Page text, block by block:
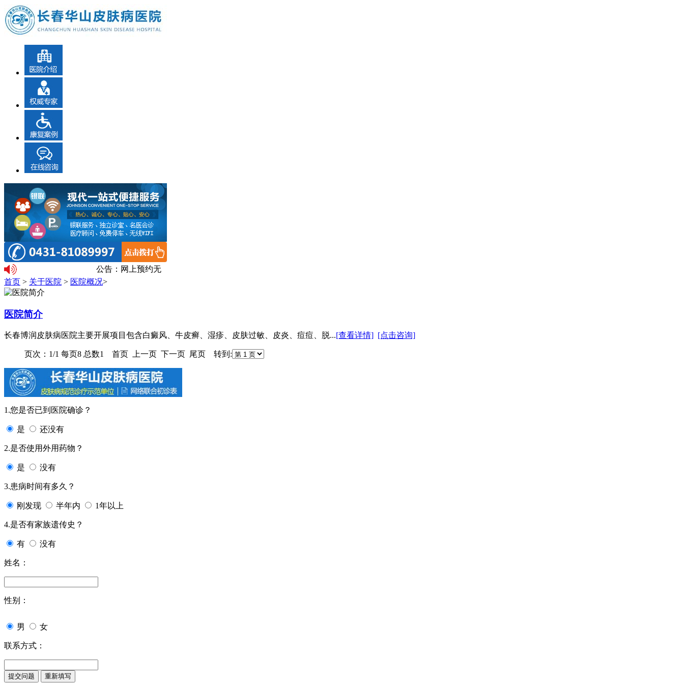
公告：网上预约无需排队。温馨提示：来济看病，谨防医托，小心受骗！
首页 > 关于医院 > 医院概况>
医院简介
长春博润皮肤病医院主要开展项目包含白癜风、牛皮癣、湿疹、皮肤过敏、皮炎、痘痘、脱...[查看详情] [点击咨询]
页次：1/1 每页8 总数1 首页 上一页 下一页 尾页 转到:
1.您是否已到医院确诊？
是 还没有
2.是否使用外用药物？
是 没有
3.患病时间有多久？
刚发现 半年内 1年以上
4.是否有家族遗传史？
有 没有
姓名：
性别：
男 女
联系方式：